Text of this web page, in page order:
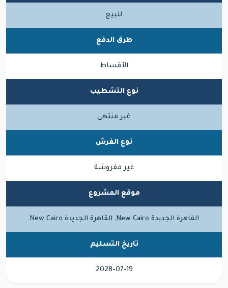
للبيع
طرق الدفع
الأقساط
نوع التشطيب
غير منتهى
نوع الفرش
غير مفروشة
موقع المشروع
القاهرة الجديدة New Cairo, القاهرة الجديدة New Cairo
تاريخ التسليم
2028-07-19